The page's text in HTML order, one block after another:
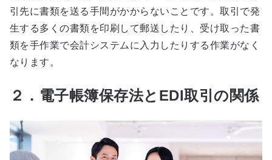
引先に書類を送る手間がかからないことです。取引で発
生する多くの書類を印刷して郵送したり、受け取った書
類を手作業で会計システムに入力したりする作業がなく
なります。
２．電子帳簿保存法とEDI取引の関係